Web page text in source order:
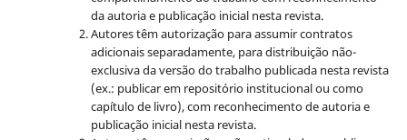
da autoria e publicação inicial nesta revista.
Autores têm autorização para assumir contratos
adicionais separadamente, para distribuição não-
exclusiva da versão do trabalho publicada nesta revista
(ex.: publicar em repositório institucional ou como
capítulo de livro), com reconhecimento de autoria e
publicação inicial nesta revista.